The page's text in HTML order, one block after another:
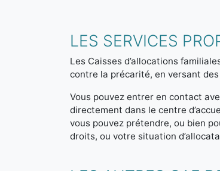
LES SERVICES
Les Caisses d’allocations
contre la précarité, en versant
Vous pouvez entrer en contact
directement dans le centre
vous pouvez prétendre, ou bien
droits, ou votre situation